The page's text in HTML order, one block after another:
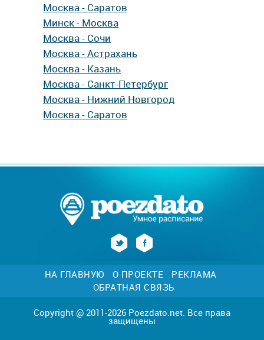
Москва - Саратов
Минск - Москва
Москва - Сочи
Москва - Астрахань
Москва - Казань
Москва - Санкт-Петербург
Москва - Нижний Новгород
Москва - Саратов
НА ГЛАВНУЮ О ПРОЕКТЕ
РЕКЛАМА
ОБРАТНАЯ СВЯЗЬ
Copyright @ 2011-2026 Poezdato.net. Все права
защищены